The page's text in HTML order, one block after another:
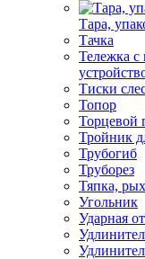
Тара,
Тачка
Тележка с
Тиски
Топор
Торцевой
Тройник
Трубогиб
Труборез
Тяпка,
Угольник
Ударная